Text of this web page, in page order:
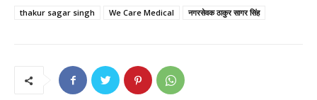
thakur sagar singh We Care Medical नगरसेवक ठाकुर सागर सिंह